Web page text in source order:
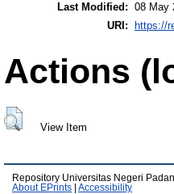
Last Modified: 08 May
URI:
https://
Actions
View Item
Repository Universitas Negeri
About EPrints
Accessibility